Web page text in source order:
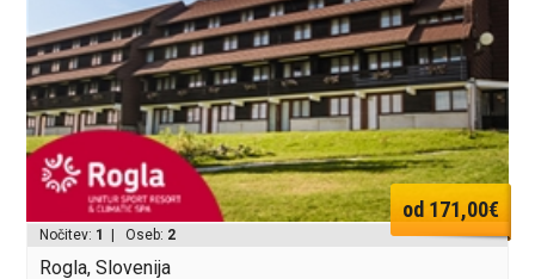
od 171,00€
Nočitev: 1 | Oseb: 2
Rogla, Slovenija